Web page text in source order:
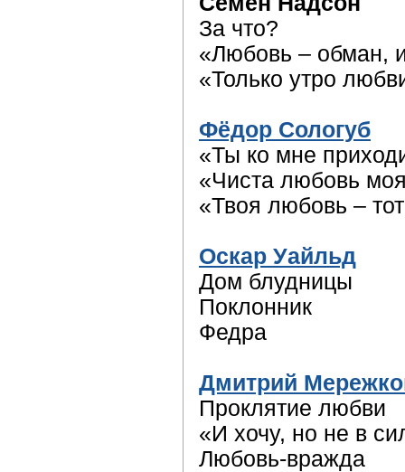
За что?
«Любовь – обман,
«Только утро
Фёдор Сологуб
«Ты ко мне
«Чиста любовь
«Твоя любовь –
Оскар Уайльд
Дом блудницы
Поклонник
Федра
Дмитрий
Проклятие любви
«И хочу, но не в
Любовь-вражда